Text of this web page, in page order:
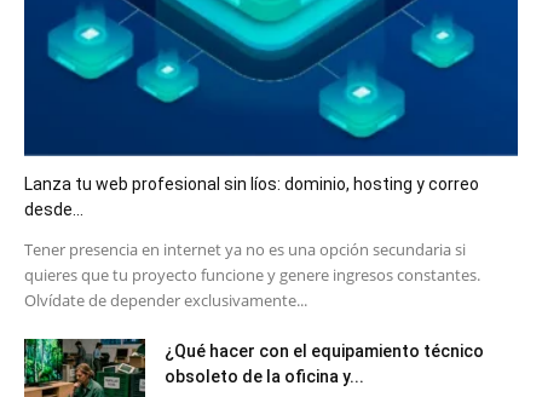
Lanza tu web profesional sin líos: dominio, hosting y correo
desde...
​Tener presencia en internet ya no es una opción secundaria si
quieres que tu proyecto funcione y genere ingresos constantes.
Olvídate de depender exclusivamente...
¿Qué hacer con el equipamiento técnico
obsoleto de la oficina y...